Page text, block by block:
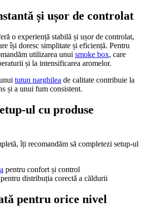
și ușor de controlat
o experiență stabilă și ușor de controlat,
își doresc simplitate și eficiență. Pentru
utilizarea unui smoke box, care
și la intensificarea aromelor.
tutun narghilea de calitate contribuie la
și a unui fum consistent.
ul cu produse
îți recomandăm să completezi setup-ul
pentru confort și control
pentru distribuția corectă a căldurii
pentru orice nivel